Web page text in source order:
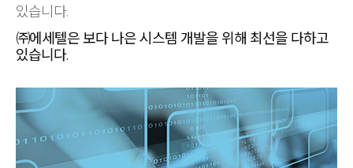
있습니다.
㈜에세텔은 보다 나은 시스템 개발을 위해 최선을 다하고
있습니다.